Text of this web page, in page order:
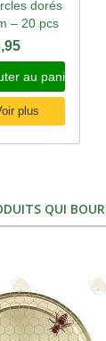
dorés
– 20 pcs
au panier
plus
QUI